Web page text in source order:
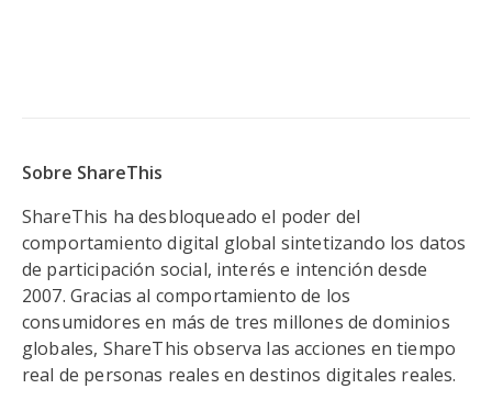
Sobre ShareThis
ShareThis ha desbloqueado el poder del
comportamiento digital global sintetizando los datos
de participación social, interés e intención desde
2007. Gracias al comportamiento de los
consumidores en más de tres millones de dominios
globales, ShareThis observa las acciones en tiempo
real de personas reales en destinos digitales reales.